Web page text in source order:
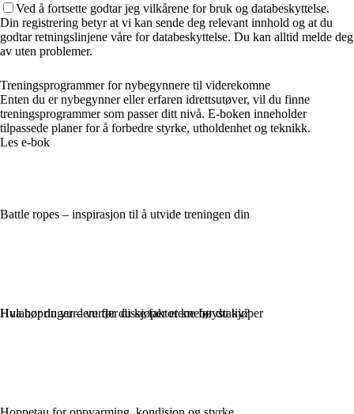
Ved å fortsette godtar jeg vilkårene for bruk og databeskyttelse.
Din registrering betyr at vi kan sende deg relevant innhold og at du
godtar retningslinjene våre for databeskyttelse. Du kan alltid melde deg
av uten problemer.
Treningsprogrammer for nybegynnere til viderekomne
Enten du er nybegynner eller erfaren idrettsutøver, vil du finne
treningsprogrammer som passer ditt nivå. E-boken inneholder
tilpassede planer for å forbedre styrke, utholdenhet og teknikk.
Les e-bok
Battle ropes – inspirasjon til å utvide treningen din
Hva bør du vurdere før du kjøper et knebøystativ?
Hulahopringer – vurder disse faktorene før du kjøper